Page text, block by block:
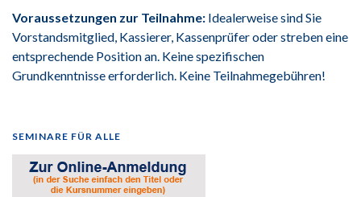
Voraussetzungen zur Teilnahme: Idealerweise sind Sie
Vorstandsmitglied, Kassierer, Kassenprüfer oder streben eine
entsprechende Position an. Keine spezifischen
Grundkenntnisse erforderlich. Keine Teilnahmegebühren!
SEMINARE FÜR ALLE